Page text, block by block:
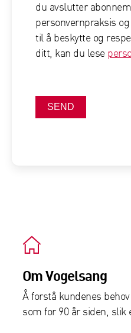
du avslutter
personvernpraksis
til å beskytte og
ditt, kan du lese
SEND
Om Vogelsang
Å forstå kundenes
som for 90 år siden, slik